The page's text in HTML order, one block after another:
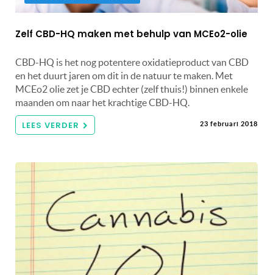
Zelf CBD-HQ maken met behulp van MCEo2-olie
CBD-HQ is het nog potentere oxidatieproduct van CBD
en het duurt jaren om dit in de natuur te maken. Met
MCEo2 olie zet je CBD echter (zelf thuis!) binnen enkele
maanden om naar het krachtige CBD-HQ.
LEES VERDER 23 februari 2018